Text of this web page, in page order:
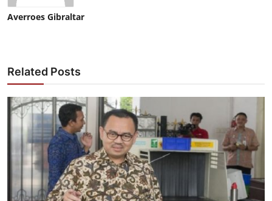
Averroes Gibraltar
Related Posts